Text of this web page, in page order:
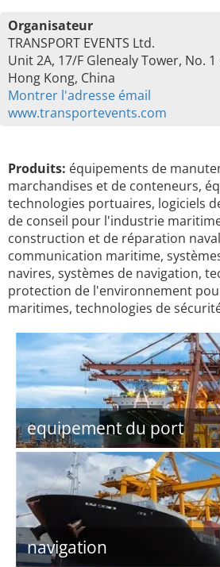
Organisateur
TRANSPORT EVENTS Ltd.
Unit 2A, 17/F Glenealy Tower, No.
Hong Kong, China
Montrer l'adresse émail
www.transportevents.com
Produits: équipements de
marchandises et de conteneurs,
technologies portuaires, logiciels
de conseil pour l'industrie
construction et de réparation
communication maritime,
navires, systèmes de navigation,
protection de l'environnement
maritimes, technologies de
equipement du port
navigation